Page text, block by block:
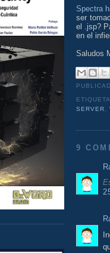
Spectra
ser
el .jsp?
en el
Saludos
SERVER,
9